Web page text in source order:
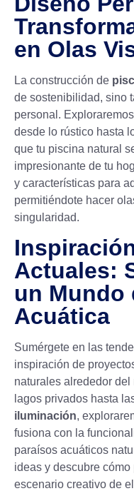
en Olas
La construcción de
de sostenibilidad, sino
personal.
desde lo rústico hasta
que tu piscina natural
impresionante de tu
y características para
permitiéndote hacer
singularidad.
Actuales:
un Mundo
Acuática
Sumérgete en las
inspiración de
naturales alrededor
lagos privados hasta
iluminación,
fusiona con la
paraísos acuáticos
ideas y descubre
escenario creativo de